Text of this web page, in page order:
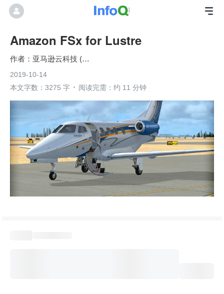
Amazon FSx for Lustre
亚马逊云科技 (Amazon Web Services）
2019-10-14
本文字数：3275 字
阅读完需：约 11 分钟